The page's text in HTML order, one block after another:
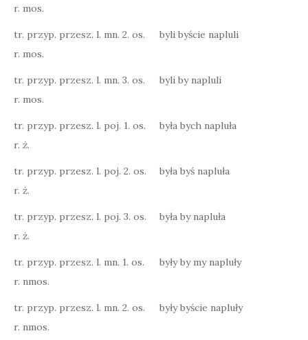
r. mos.
tr. przyp. przesz. l. mn. 2. os.
r. mos.
byli byście napluli
tr. przyp. przesz. l. mn. 3. os.
r. mos.
byli by napluli
tr. przyp. przesz. l. poj. 1. os.
r. ż.
była bych napluła
tr. przyp. przesz. l. poj. 2. os.
r. ż.
była byś napluła
tr. przyp. przesz. l. poj. 3. os.
r. ż.
była by napluła
tr. przyp. przesz. l. mn. 1. os.
r. nmos.
były by my napluły
tr. przyp. przesz. l. mn. 2. os.
r. nmos.
były byście napluły